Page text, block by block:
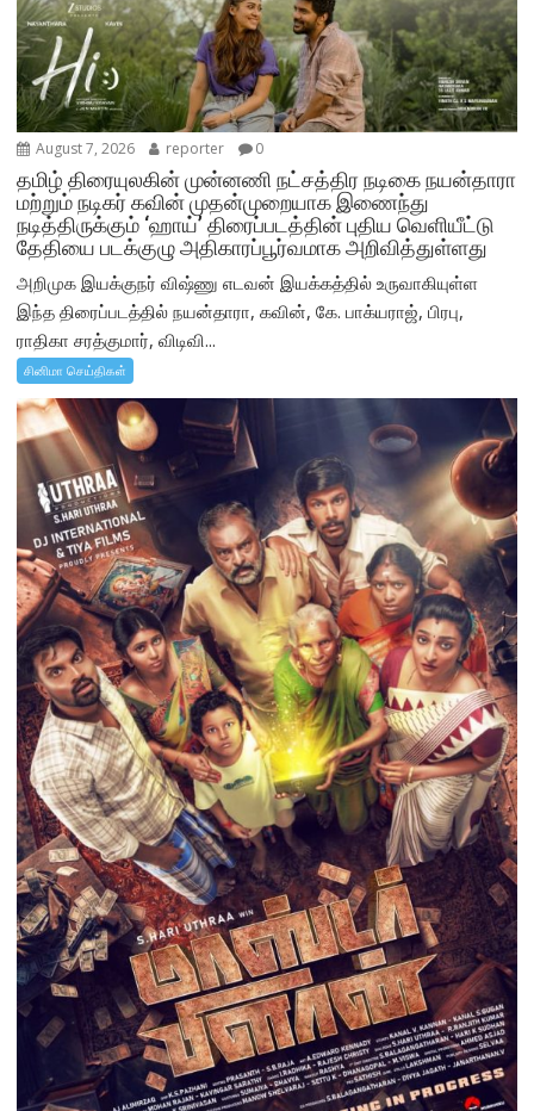
August 7, 2026 reporter 0
தமிழ் திரையுலகின் முன்னணி நட்சத்திர நடிகை நயன்தாரா
மற்றும் நடிகர் கவின் முதன்முறையாக இணைந்து
நடித்திருக்கும் ‘ஹாய்’ திரைப்படத்தின் புதிய வெளியீட்டு
தேதியை படக்குழு அதிகாரப்பூர்வமாக அறிவித்துள்ளது
அறிமுக இயக்குநர் விஷ்ணு எடவன் இயக்கத்தில் உருவாகியுள்ள
இந்த திரைப்படத்தில் நயன்தாரா, கவின், கே. பாக்யராஜ், பிரபு,
ராதிகா சரத்குமார், விடிவி...
சினிமா செய்திகள்